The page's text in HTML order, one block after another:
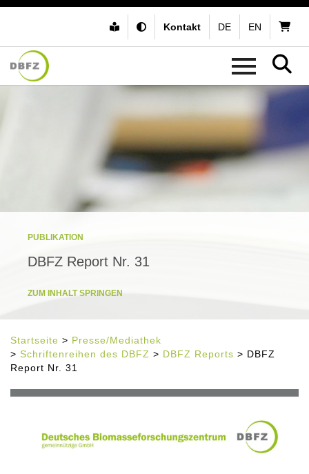
Kontakt DE EN
PUBLIKATION
DBFZ Report Nr. 31
ZUM INHALT SPRINGEN
Startseite > Presse/Mediathek
> Schriftenreihen des DBFZ > DBFZ Reports > DBFZ
Report Nr. 31